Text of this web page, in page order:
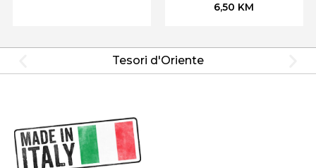
6,50 KM
Tesori d'Oriente